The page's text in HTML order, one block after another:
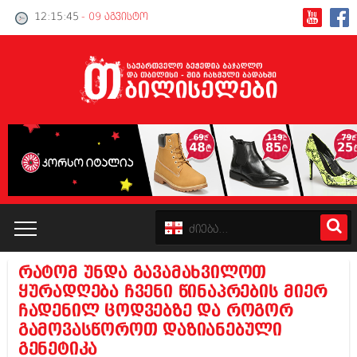
12:15:45 - 09 აგვისტო
კატალოგი
პოლიტიკა
ინტერვიუები
რატომ უნდა გავამახვილოთ
ყურადღება ჩვენი წინაპრების მიერ
ჩადენილ ცოდვებზე და როგორ
გამოვასწოროთ დაზიანებული
გენეტიკა